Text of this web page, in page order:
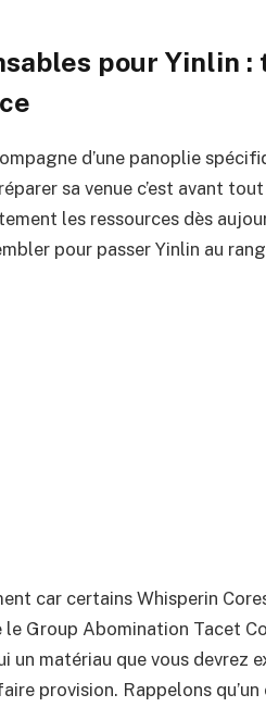
pour Yinlin :
d’une panoplie
sa venue c’est avant tout
les ressources dès
pour passer Yinlin au rang
car certains Whisperin
le Group Abomination Tacet
un matériau que vous devrez
provision. Rappelons qu’un